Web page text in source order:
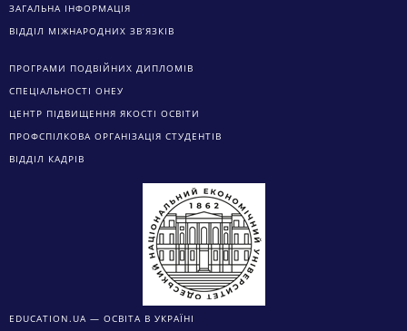
ЗАГАЛЬНА ІНФОРМАЦІЯ
ВІДДІЛ МІЖНАРОДНИХ ЗВ’ЯЗКІВ
ПРОГРАМИ ПОДВІЙНИХ ДИПЛОМІВ
СПЕЦІАЛЬНОСТІ ОНЕУ
ЦЕНТР ПІДВИЩЕННЯ ЯКОСТІ ОСВІТИ
ПРОФСПІЛКОВА ОРГАНІЗАЦІЯ СТУДЕНТІВ
ВІДДІЛ КАДРІВ
EDUCATION.UA — ОСВІТА В УКРАЇНІ